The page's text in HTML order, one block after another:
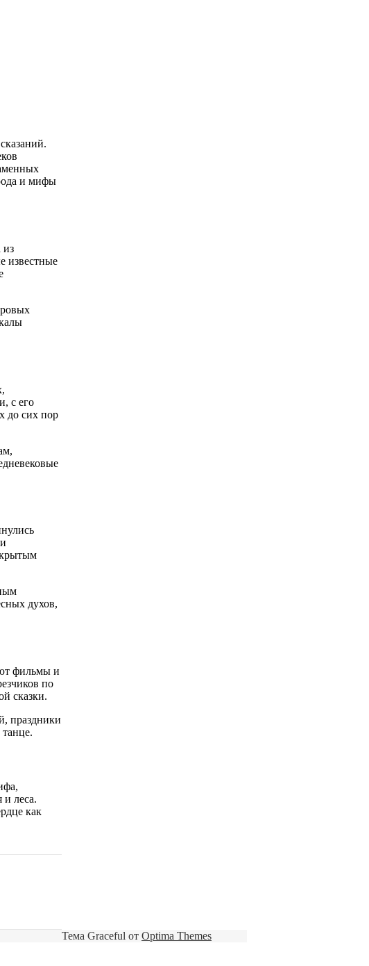
и мифы
из
известные
с его
до сих пор
духов,
фильмы и
по
сказки.
праздники
и леса.
как
Тема Graceful от Optima Themes